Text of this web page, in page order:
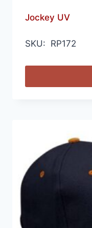
Jockey UV
SKU: RP172